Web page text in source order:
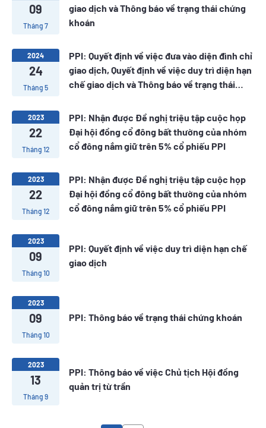
09
Tháng 7
giao dịch và Thông báo về trạng thái chứng
khoán
2024
24
Tháng 5
PPI: Quyết định về việc đưa vào diện đình chỉ
giao dịch, Quyết định về việc duy trì diện hạn
chế giao dịch và Thông báo về trạng thái
2023
22
Tháng 12
PPI: Nhận được Đề nghị triệu tập cuộc họp
Đại hội đồng cổ đông bất thường của nhóm
cổ đông nắm giữ trên 5% cổ phiếu PPI
2023
22
Tháng 12
PPI: Nhận được Đề nghị triệu tập cuộc họp
Đại hội đồng cổ đông bất thường của nhóm
cổ đông nắm giữ trên 5% cổ phiếu PPI
2023
09
Tháng 10
PPI: Quyết định về việc duy trì diện hạn chế
giao dịch
2023
09
Tháng 10
PPI: Thông báo về trạng thái chứng khoán
2023
13
Tháng 9
PPI: Thông báo về việc Chủ tịch Hội đồng
quản trị từ trần